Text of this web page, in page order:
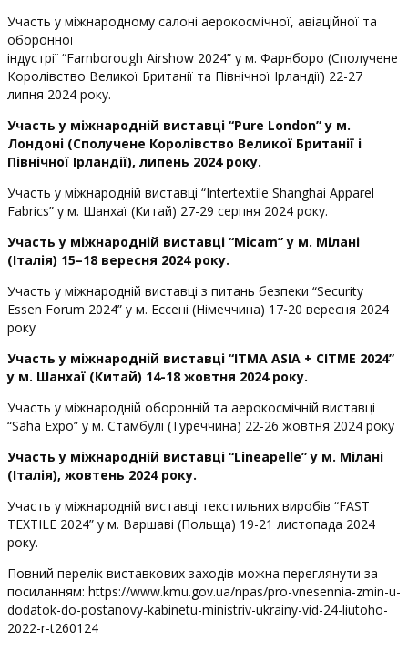
Участь у міжнародному салоні аерокосмічної, авіаційної та
оборонної
індустрії “Farnborough Airshow 2024” у м. Фарнборо (Сполучене
Королівство Великої Британії та Північної Ірландії) 22-27
липня 2024 року.
Участь у міжнародній виставці “Pure London” у м.
Лондоні (Сполучене Королівство Великої Британії і
Північної Ірландії), липень 2024 року.
Участь у міжнародній виставці “Intertextile Shanghai Apparel
Fabrics” у м. Шанхаї (Китай) 27-29 серпня 2024 року.
Участь у міжнародній виставці “Micam” у м. Мілані
(Італія) 15–18 вересня 2024 року.
Участь у міжнародній виставці з питань безпеки “Security
Essen Forum 2024” у м. Ессені (Німеччина) 17-20 вересня 2024
року
Участь у міжнародній виставці “ITMA ASIA + CITME 2024”
у м. Шанхаї (Китай) 14-18 жовтня 2024 року.
Участь у міжнародній оборонній та аерокосмічній виставці
“Saha Expo” у м. Стамбулі (Туреччина) 22-26 жовтня 2024 року
Участь у міжнародній виставці “Lineapelle” у м. Мілані
(Італія), жовтень 2024 року.
Участь у міжнародній виставці текстильних виробів “FAST
TEXTILE 2024” у м. Варшаві (Польща) 19-21 листопада 2024
року.
Повний перелік виставкових заходів можна переглянути за
посиланням: https://www.kmu.gov.ua/npas/pro-vnesennia-zmin-u-
dodatok-do-postanovy-kabinetu-ministriv-ukrainy-vid-24-liutoho-
2022-r-t260124